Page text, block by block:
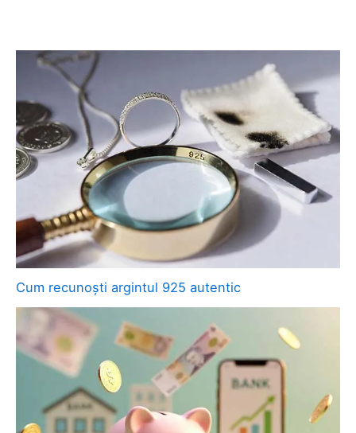
Cum recunoști argintul 925 autentic